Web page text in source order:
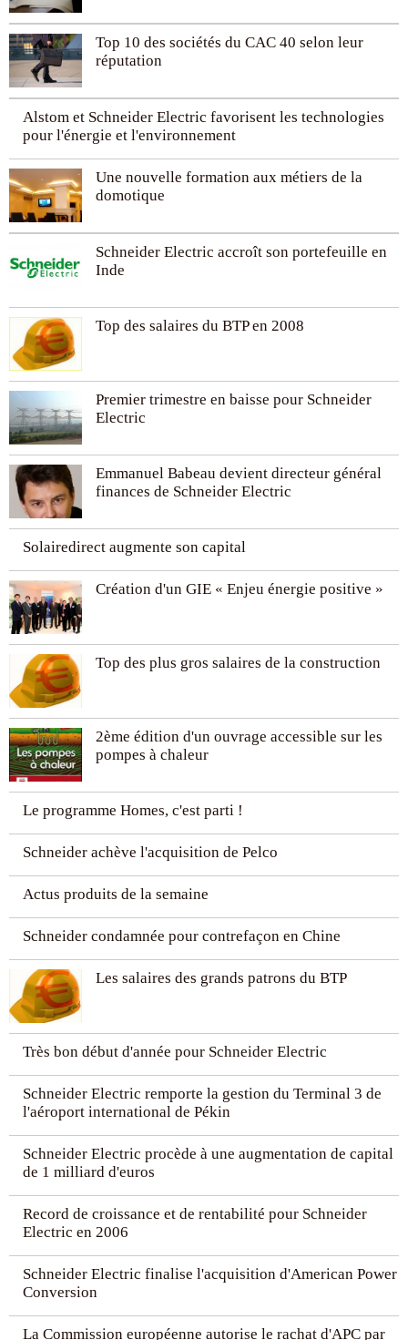
Top 10 des sociétés du CAC 40 selon leur
réputation
Alstom et Schneider Electric favorisent les technologies
pour l'énergie et l'environnement
Une nouvelle formation aux métiers de la
domotique
Schneider Electric accroît son portefeuille en
Inde
Top des salaires du BTP en 2008
Premier trimestre en baisse pour Schneider
Electric
Emmanuel Babeau devient directeur général
finances de Schneider Electric
Solairedirect augmente son capital
Création d'un GIE « Enjeu énergie positive »
Top des plus gros salaires de la construction
2ème édition d'un ouvrage accessible sur les
pompes à chaleur
Le programme Homes, c'est parti !
Schneider achève l'acquisition de Pelco
Actus produits de la semaine
Schneider condamnée pour contrefaçon en Chine
Les salaires des grands patrons du BTP
Très bon début d'année pour Schneider Electric
Schneider Electric remporte la gestion du Terminal 3 de
l'aéroport international de Pékin
Schneider Electric procède à une augmentation de capital
de 1 milliard d'euros
Record de croissance et de rentabilité pour Schneider
Electric en 2006
Schneider Electric finalise l'acquisition d'American Power
Conversion
La Commission européenne autorise le rachat d'APC par